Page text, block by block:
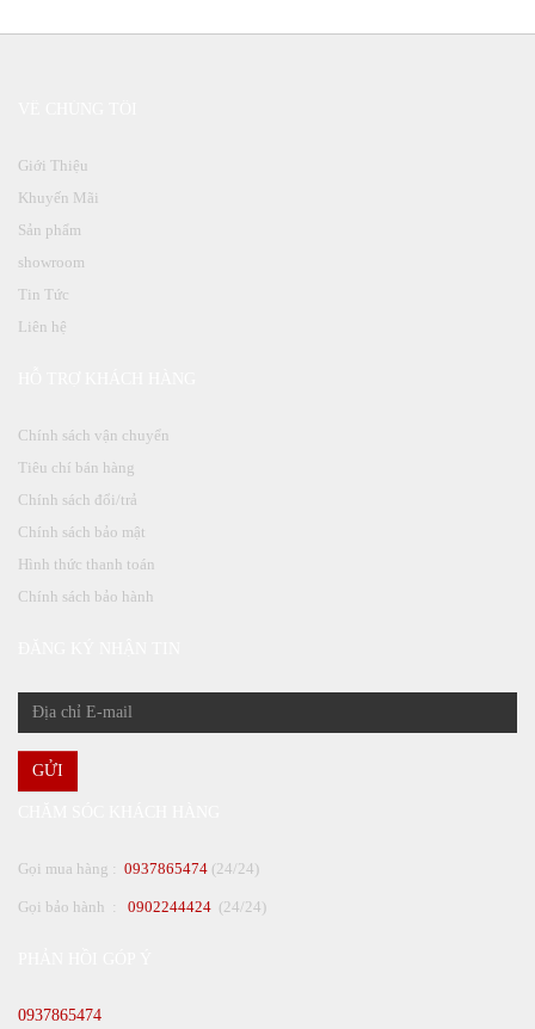
Giới Thiệu
Khuyến Mãi
Sản phẩm
showroom
Tin Tức
Liên hệ
Chính sách vận chuyển
Tiêu chí bán hàng
Chính sách đổi/trả
Chính sách bảo mật
Hình thức thanh toán
Chính sách bảo hành
GỬI
Gọi mua hàng : 0937865474 (24/24)
Gọi bảo hành : 0902244424 (24/24)
0937865474